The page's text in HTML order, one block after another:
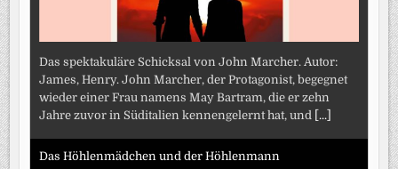
Das spektakuläre Schicksal von John Marcher. Autor:
James, Henry. John Marcher, der Protagonist, begegnet
wieder einer Frau namens May Bartram, die er zehn
Jahre zuvor in Süditalien kennengelernt hat, und [...]
Das Höhlenmädchen und der Höhlenmann